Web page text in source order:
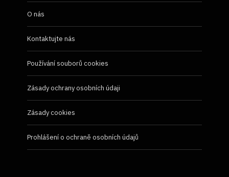
O nás
Kontaktujte nás
Používání souborů cookies
Zásady ochrany osobních údaji
Zásady cookies
Prohlášení o ochraně osobních údajů